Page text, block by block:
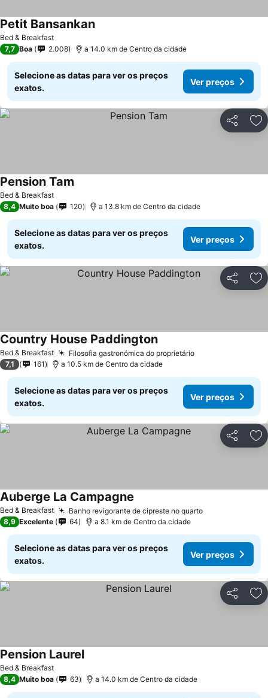
Bed & Breakfast
Petit Bansankan
7,7 Boa 2.008 a 14.0 km de Centro da cidade
Selecione as datas para ver os preços
exatos.
Ver preços
Partilhar
Bed & Breakfast
Pension Tam
8,4 Muito boa 120 a 13.8 km de Centro da cidade
Selecione as datas para ver os preços
exatos.
Ver preços
Partilhar
Bed & Breakfast Filosofia gastronómica do proprietário
Country House Paddington
7,1 161 a 10.5 km de Centro da cidade
Selecione as datas para ver os preços
exatos.
Ver preços
Partilhar
Bed & Breakfast Banho revigorante de cipreste no quarto
Auberge La Campagne
8,9 Excelente 64 a 8.1 km de Centro da cidade
Selecione as datas para ver os preços
exatos.
Ver preços
Partilhar
Bed & Breakfast
Pension Laurel
8,4 Muito boa 63 a 14.0 km de Centro da cidade